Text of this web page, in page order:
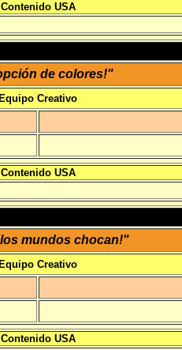
Contenido USA
de colores!"
Equipo Creativo
Contenido USA
los mundos chocan!"
Equipo Creativo
Contenido USA